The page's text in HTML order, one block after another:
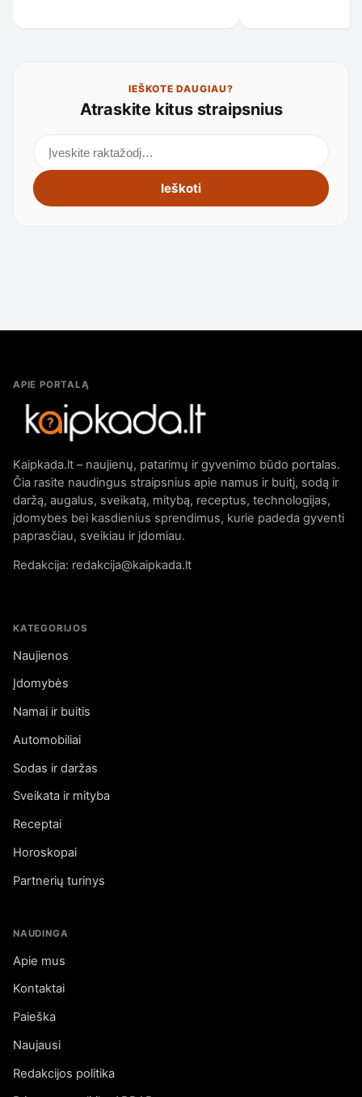
IEŠKOTE DAUGIAU?
Atraskite kitus straipsnius
Ieškoti
APIE PORTALĄ
Kaipkada.lt – naujienų, patarimų ir gyvenimo būdo portalas.
Čia rasite naudingus straipsnius apie namus ir buitį, sodą ir
daržą, augalus, sveikatą, mitybą, receptus, technologijas,
įdomybes bei kasdienius sprendimus, kurie padeda gyventi
paprasčiau, sveikiau ir įdomiau.
Redakcija: redakcija@kaipkada.lt
KATEGORIJOS
Naujienos
Įdomybės
Namai ir buitis
Automobiliai
Sodas ir daržas
Sveikata ir mityba
Receptai
Horoskopai
Partnerių turinys
NAUDINGA
Apie mus
Kontaktai
Paieška
Naujausi
Redakcijos politika